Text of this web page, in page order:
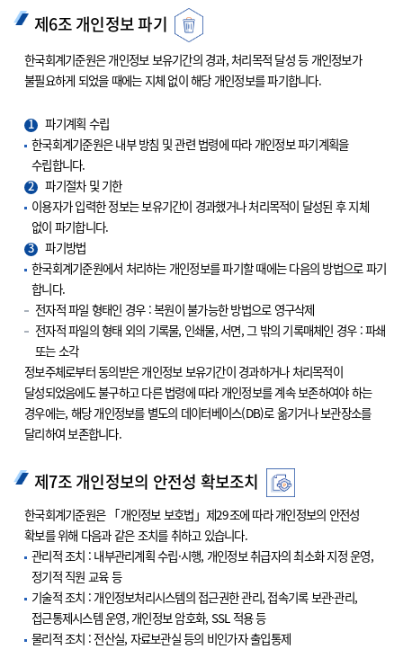
제6조 개인정보 파기
한국회계기준원은 개인정보 보유기간의 경과, 처리목적 달성 등 개인정보가
불필요하게 되었을 때에는 지체 없이 해당 개인정보를 파기합니다.
1
파기계획 수립
한국회계기준원은 내부 방침 및 관련 법령에 따라 개인정보 파기계획을
수립합니다.
2
파기절차 및 기한
이용자가 입력한 정보는 보유기간이 경과했거나 처리목적이 달성된 후 지체
없이 파기합니다.
3
파기방법
한국회계기준원에서 처리하는 개인정보를 파기할 때에는 다음의 방법으로 파기
합니다.
전자적 파일 형태인 경우 : 복원이 불가능한 방법으로 영구삭제
전자적 파일의 형태 외의 기록물, 인쇄물, 서면, 그 밖의 기록매체인 경우 : 파쇄
또는 소각
정보주체로부터 동의받은 개인정보 보유기간이 경과하거나 처리목적이
달성되었음에도 불구하고 다른 법령에 따라 개인정보를 계속 보존하여야 하는
경우에는, 해당 개인정보를 별도의 데이터베이스(DB)로 옮기거나 보관장소를
달리하여 보존합니다.
제7조 개인정보의 안전성 확보조치
한국회계기준원은 「개인정보 보호법」제29조에 따라 개인정보의 안전성
확보를 위해 다음과 같은 조치를 취하고 있습니다.
관리적 조치 : 내부관리계획 수립·시행, 개인정보 취급자의 최소화 지정 운영,
정기적 직원 교육 등
기술적 조치 : 개인정보처리시스템의 접근권한 관리, 접속기록 보관·관리,
접근통제시스템 운영, 개인정보 암호화, SSL 적용 등
물리적 조치 : 전산실, 자료보관실 등의 비인가자 출입통제